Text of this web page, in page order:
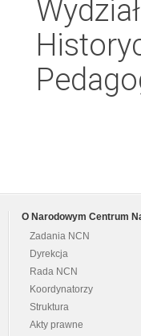
O Narodowym Centrum
Zadania NCN
Dyrekcja
Rada NCN
Koordynatorzy
Struktura
Akty prawne